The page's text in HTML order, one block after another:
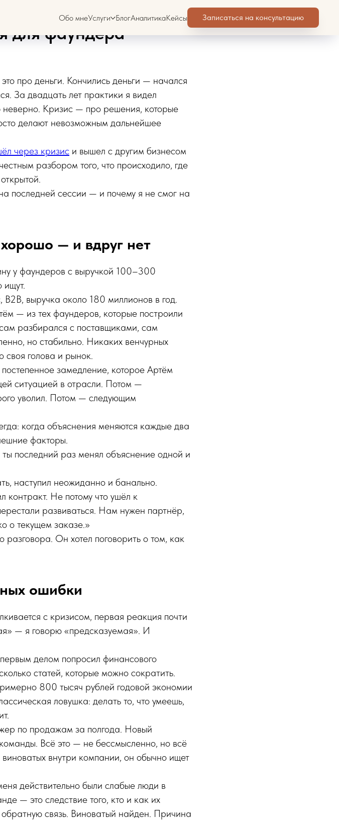
Обо мнеУслуги БлогАналитикаКейсы Записаться на консультацию
через кризис и
для фаундера
про деньги. Кончились деньги — начался
За двадцать лет практики я видел
неверно. Кризис — про решения, которые
делают невозможным дальнейшее
через кризис и вышел с другим бизнесом
разбором того, что происходило, где
последней сессии — и почему я не смог на
— и вдруг нет
у фаундеров с выручкой 100–300
ищут.
выручка около 180 миллионов в год.
— из тех фаундеров, которые построили
разбирался с поставщиками, сам
но стабильно. Никаких венчурных
своя голова и рынок.
замедление, которое Артём
ситуацией в отрасли. Потом —
уволил. Потом — следующим
когда объяснения меняются каждые два
факторы.
последний раз менял объяснение одной и
наступил неожиданно и банально.
Не потому что ушёл к
развиваться. Нам нужен партнёр,
о текущем заказе.»
Он хотел поговорить о том, как
ошибки
с кризисом, первая реакция почти
— я говорю «предсказуемая». И
делом попросил финансового
статей, которые можно сократить.
800 тысяч рублей годовой экономии
ловушка: делать то, что умеешь,
по продажам за полгода. Новый
Всё это — не бессмысленно, но всё
внутри компании, он обычно ищет
действительно были слабые люди в
— это следствие того, кто и как их
связь. Виноватый найден. Причина